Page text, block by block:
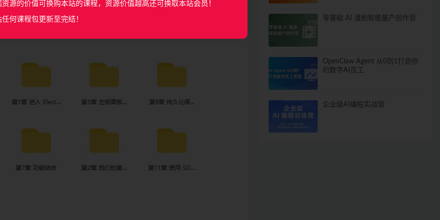
零基础 AI 漫剧智能量产创作营
OpenClaw Agent 从0到1打造你
的数字AI员工
企业级AI编程实战营
资源的价值可换购本站的课程，资源价值越高还可换取本站会员！
任何课程包更新至完结！